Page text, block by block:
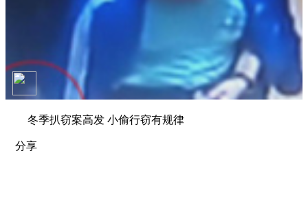
冬季扒窃案高发 小偷行窃有规律
分享